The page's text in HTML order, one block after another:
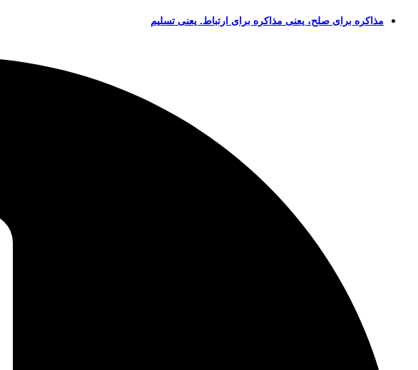
مذاکره برای صلح، یعنی مذاکره برای ارتباط. یعنی تسلیم